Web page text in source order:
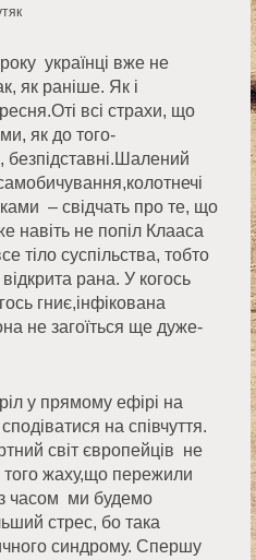
українці вже не
як раніше. Як і
всі страхи, що
як до того-
безпідставні.Шалений
– свідчать про те, що
навіть не попіл Клааса
тіло суспільства, тобто
рана. У когось
гниє,інфікована
не загоїться ще дуже-
у прямому ефірі на
на співчуття.
світ європейців не
того жаху,що пережили
часом ми будемо
стрес, бо така
синдрому. Спершу